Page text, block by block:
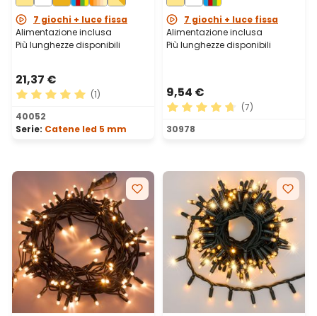
7 giochi + luce fissa
Alimentazione inclusa
Più lunghezze disponibili
21,37 €
Valutazione media di 5 su 5 stelle
(1)
40052
Serie: Catene led 5 mm
7 giochi + luce fissa
Alimentazione inclusa
Più lunghezze disponibili
9,54 €
Valutazione media di 4.71
(7)
30978